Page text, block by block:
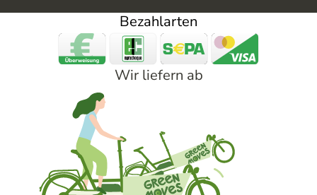
Bezahlarten
Wir liefern ab